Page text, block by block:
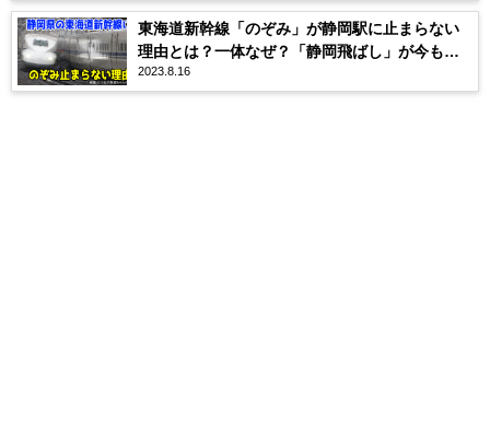
東海道新幹線「のぞみ」が静岡駅に止まらない
理由とは？一体なぜ？「静岡飛ばし」が今も行
われている理由は？
2023.8.16